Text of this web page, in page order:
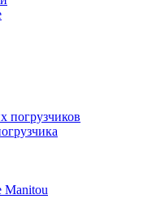
погрузчиков
Manitou